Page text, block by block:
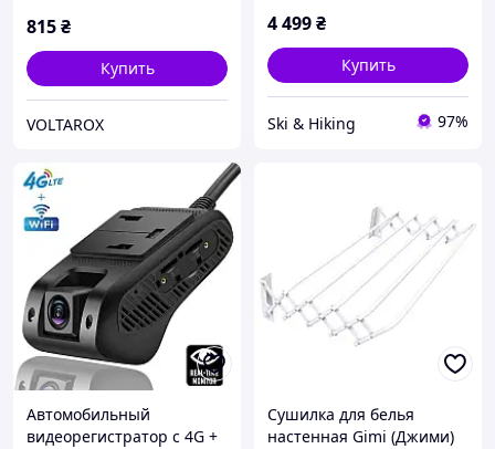
815₴
Купить
VOLTAROX
4 499₴
Купить
Ski & Hiking 97%
Автомобильный
видеорегистратор с 4G +
Сушилка для белья
настенная Gimi (Джими)